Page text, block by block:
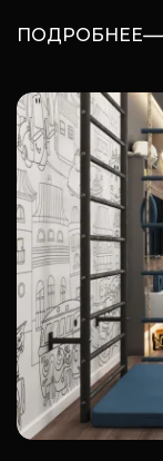
ПОДРОБНЕЕ